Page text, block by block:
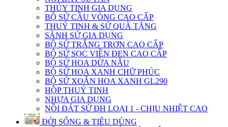
THỦY TINH GIA DỤNG
BỘ SỨ CẦU VÒNG CAO CẤP
THUỶ TINH & SỨ QUÀ TẶNG
SÀNH SỨ GIA DỤNG
BỘ SỨ TRẮNG TRƠN CAO CẤP
BỘ SỨ SỌC VIỀN ĐEN CAO CẤP
BỘ SỨ HOA DỪA NÂU
BỘ SỨ HOA XANH CHỮ PHÚC
BỘ SỨ XOẮN HOA XANH GL290
HỘP THUỶ TINH
NHỰA GIA DỤNG
NỒI ĐÁT SỨ ĐH LOẠI 1 - CHỊU NHIỆT CAO
ĐỜI SỐNG & TIÊU DÙNG